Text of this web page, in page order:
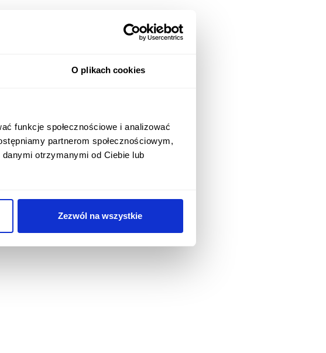
O plikach cookies
funkcje społecznościowe i analizować
partnerom społecznościowym,
otrzymanymi od Ciebie lub
Zezwól na wszystkie